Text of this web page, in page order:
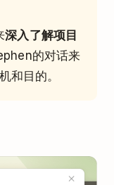
深入了解项目
的对话来
和目的。